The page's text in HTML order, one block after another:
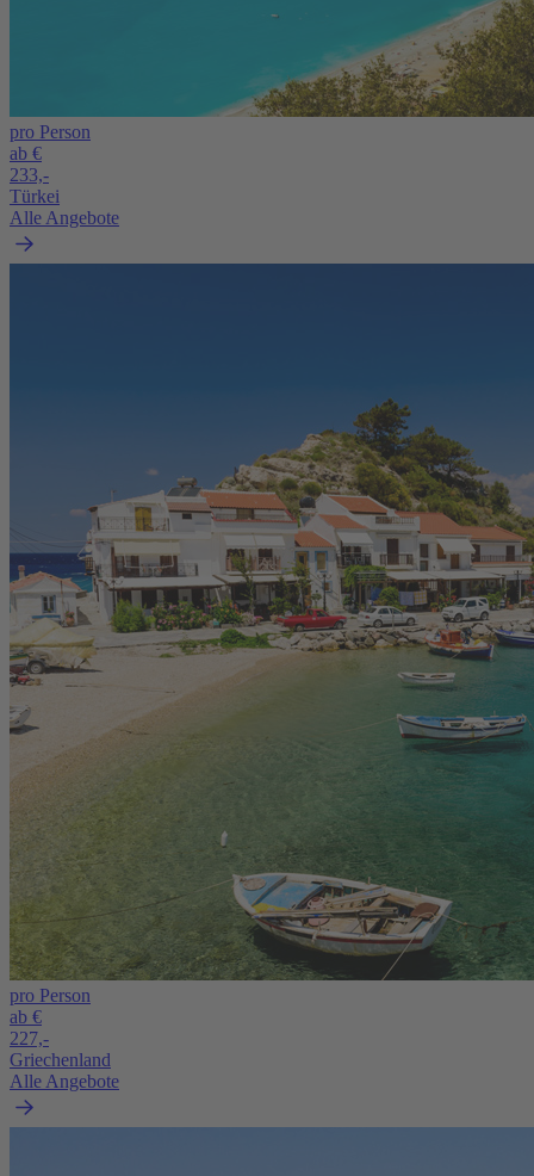
pro Person
ab €
233,-
Türkei
Alle Angebote
pro Person
ab €
227,-
Griechenland
Alle Angebote